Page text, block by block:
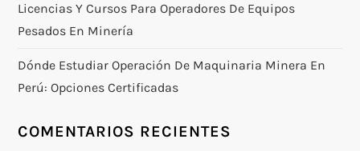
Licencias Y Cursos Para Operadores De Equipos
Pesados En Minería
Dónde Estudiar Operación De Maquinaria Minera En
Perú: Opciones Certificadas
COMENTARIOS RECIENTES